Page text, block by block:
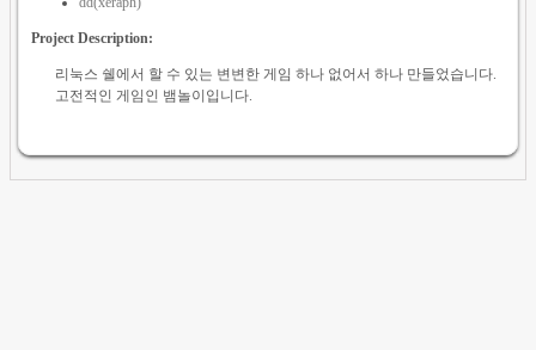
Project Description:
리눅스 쉘에서 할 수 있는 변변한 게임 하나 없어서 하나 만들었습니다.
고전적인 게임인 뱀놀이입니다.